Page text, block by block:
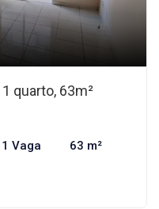
quarto, 63m²
1 Vaga 63 m²